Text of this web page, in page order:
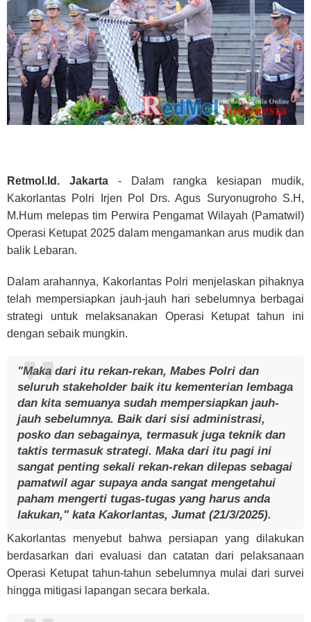
Retmol.Id. Jakarta- Dalam rangka kesiapan mudik,
Kakorlantas Polri Irjen Pol Drs. Agus Suryonugroho S.H,
M.Hum melepas tim Perwira Pengamat Wilayah (Pamatwil)
Operasi Ketupat 2025 dalam mengamankan arus mudik dan
balik Lebaran.
Dalam arahannya, Kakorlantas Polri menjelaskan pihaknya
telah mempersiapkan jauh-jauh hari sebelumnya berbagai
strategi untuk melaksanakan Operasi Ketupat tahun ini
dengan sebaik mungkin.
"Maka dari itu rekan-rekan, Mabes Polri dan
seluruh stakeholder baik itu kementerian lembaga
dan kita semuanya sudah mempersiapkan jauh-
jauh sebelumnya. Baik dari sisi administrasi,
posko dan sebagainya, termasuk juga teknik dan
taktis termasuk strategi. Maka dari itu pagi ini
sangat penting sekali rekan-rekan dilepas sebagai
pamatwil agar supaya anda sangat mengetahui
paham mengerti tugas-tugas yang harus anda
lakukan," kata Kakorlantas, Jumat (21/3/2025).
Kakorlantas menyebut bahwa persiapan yang dilakukan
berdasarkan dari evaluasi dan catatan dari pelaksanaan
Operasi Ketupat tahun-tahun sebelumnya mulai dari survei
hingga mitigasi lapangan secara berkala.